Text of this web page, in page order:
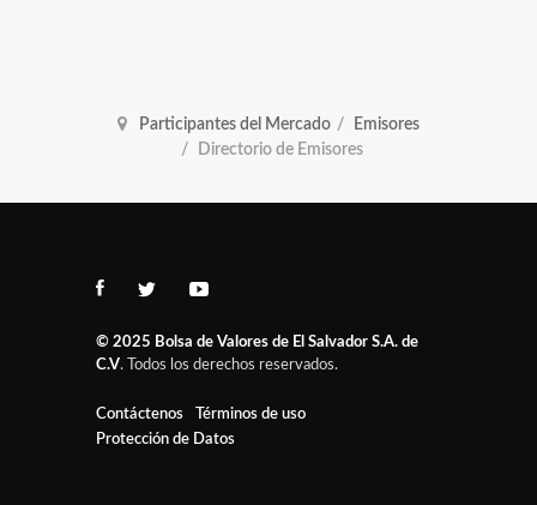
Participantes del Mercado
Emisores
Directorio de Emisores
© 2025 Bolsa de Valores de El Salvador S.A. de
C.V. Todos los derechos reservados.
Contáctenos
Términos de uso
Protección de Datos